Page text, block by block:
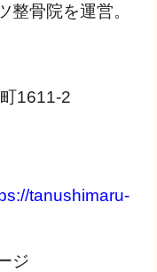
整骨院を運営。
1611-2
tanushimaru-
ジ